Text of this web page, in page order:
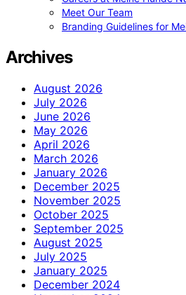
Meet Our Team
Branding Guidelines for
Archives
August 2026
July 2026
June 2026
May 2026
April 2026
March 2026
January 2026
December 2025
November 2025
October 2025
September 2025
August 2025
July 2025
January 2025
December 2024